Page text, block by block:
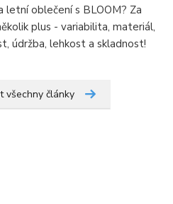
letní oblečení s BLOOM? Za
plus - variabilita, materiál,
údržba, lehkost a skladnost!
všechny články